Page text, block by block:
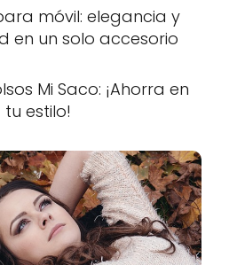
móvil: elegancia y
en un solo accesorio
Mi Saco: ¡Ahorra en
tu estilo!